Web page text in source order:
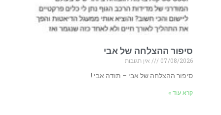
סיפור ההצלחה של אבי
07/08/2026
אין תגובות
סיפור ההצלחה של אבי – תודה אבי !
קרא עוד »